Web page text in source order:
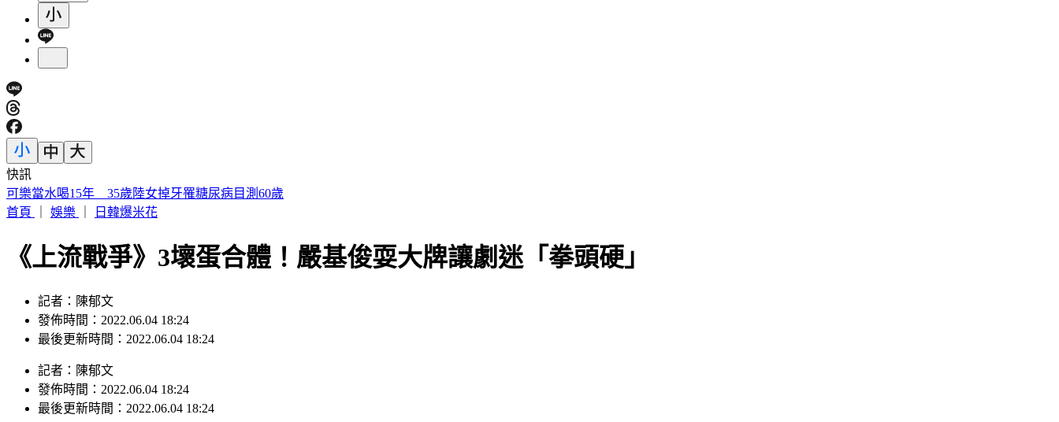
快訊
被選上國民法官該怎麼辦? 司法院廣告
首頁
娛樂 日韓爆米花
《上流戰爭》3壞蛋合體！嚴基俊耍大牌讓劇迷「拳頭硬」
記者：陳郁文
發佈時間：2022.06.04 18:24
最後更新時間：2022.06.04 18:24
記者 ： 陳郁文
發佈時間： 2022.06.04 18:24
最後更新時間： 2022.06.04 18:24